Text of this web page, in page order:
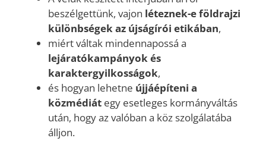
beszélgettünk, vajon léteznek-e földrajzi
különbségek az újságírói etikában,
miért váltak mindennapossá a
lejáratókampányok és
karaktergyilkosságok,
és hogyan lehetne újjáépíteni a
közmédiát egy esetleges kormányváltás
után, hogy az valóban a köz szolgálatába
álljon.